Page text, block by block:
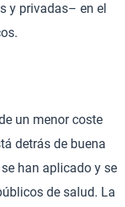
y privadas– en el
un menor coste
detrás de buena
han aplicado y se
de salud. La